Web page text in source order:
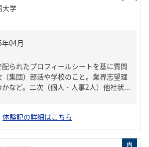
大学
られたプロフィールシートを基に質問
集団）部活や学校のこと。業界志望理
など。二次（個人・人事2人）他社状...
体験記の詳細はこちら